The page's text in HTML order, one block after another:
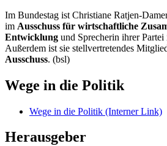
Im Bundestag ist Christiane Ratjen-
im Ausschuss für wirtschaftliche
Entwicklung und Sprecherin ihrer Partei
Außerdem ist sie stellvertretendes
Ausschuss. (bsl)
Wege in die Politik
Wege in die Politik (Interner Link)
Herausgeber